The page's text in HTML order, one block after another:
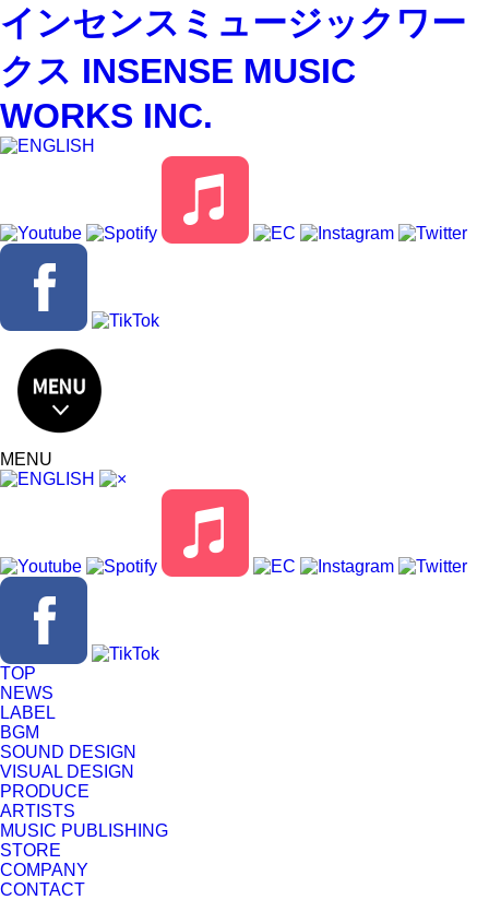
インセンスミュージックワー
クス INSENSE MUSIC
WORKS INC.
MENU
TOP
NEWS
LABEL
BGM
SOUND DESIGN
VISUAL DESIGN
PRODUCE
ARTISTS
MUSIC PUBLISHING
STORE
COMPANY
CONTACT